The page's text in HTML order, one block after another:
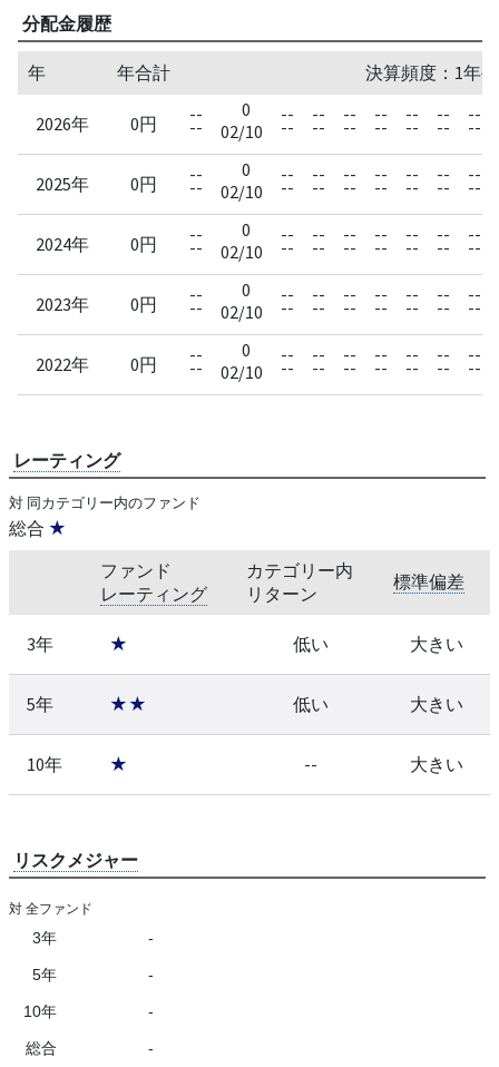
分配金履歴
年 年合計 決算頻度：1年
2026年 0円 --
--
0
02/10
--
--
--
--
--
--
--
--
--
--
--
--
--
--
2025年 0円 --
--
0
02/10
--
--
--
--
--
--
--
--
--
--
--
--
--
--
2024年 0円 --
--
0
02/10
--
--
--
--
--
--
--
--
--
--
--
--
--
--
2023年 0円 --
--
0
02/10
--
--
--
--
--
--
--
--
--
--
--
--
--
--
2022年 0円 --
--
0
02/10
--
--
--
--
--
--
--
--
--
--
--
--
--
--
レーティング
対 同カテゴリー内のファンド
総合 ★
ファンド
レーティング
カテゴリー内
リターン
標準偏差
3年 ★ 低い 大きい
5年 ★★ 低い 大きい
10年 ★ -- 大きい
リスクメジャー
対 全ファンド
3年 -
5年 -
10年 -
総合 -